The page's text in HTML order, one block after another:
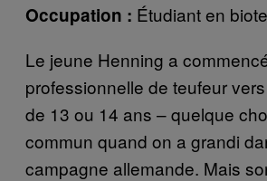
Occupation : Étudiant en
Le jeune Henning a
professionnelle de teufeur
de 13 ou 14 ans – quelque
commun quand on a grandi
campagne allemande. Mais